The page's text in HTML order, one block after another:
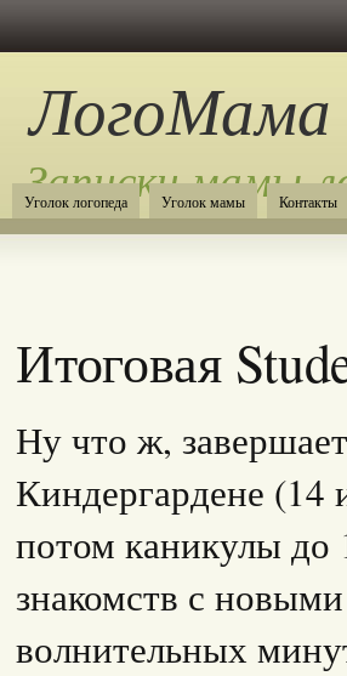
ЛогоМама
Записки мамы-
Уголок логопеда Уголок мамы Контакты
Итоговая
Ну что ж,
Киндергардене
потом каникулы до
знакомств с
волнительных